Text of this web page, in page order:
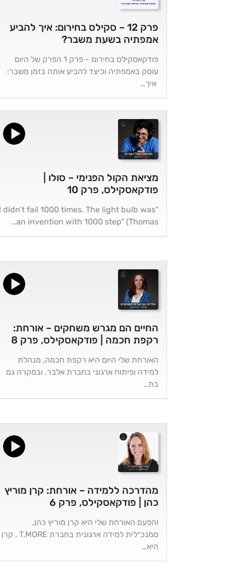
פרק 12 – סקילס בחירום: איך להביע
אמפתיה בשעת משבר?
פודקאסקילס בחירום - פרק 1 הפרק של היום
עוסק באמפתיה וכיצד להביע אותה בזמן משבר:
איך…
מציאת הקול הפנימי – סולו |
פודקאסקילס, פרק 10
“I didn’t fail 1000 times. The light bulb was
an invention with 1000 step" (Thomas…
החיים הם מגרש משחקים – אורחת:
רקפת חכמה | פודקאסקילס, פרק 8
האורחת שלי היום היא רקפת חכמה, מנהלת
למידה ופיתוח ארגוני בחברת אלבר, ובמקרה גם
בת…
מהדרכה ללמידה – אורחת: קרן מוריץ
כהן | פודקאסקילס, פרק 6
והפעם האורחת שלי היא קרן מוריץ כהן,
סמנכ״לית למידה ארגונית בחברת T.MORE . קרן
היא…